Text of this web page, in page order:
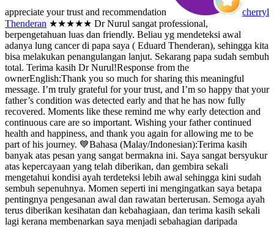
appreciate your trust and recommendation
cherryl
Thenderan ★★★★★ Dr Nurul sangat professional,
berpengetahuan luas dan friendly. Beliau yg mendeteksi awal
adanya lung cancer di papa saya ( Eduard Thenderan), sehingga kita
bisa melakukan penangulangan lanjut. Sekarang papa sudah sembuh
total. Terima kasih Dr Nurul!Response from the
ownerEnglish:Thank you so much for sharing this meaningful
message. I’m truly grateful for your trust, and I’m so happy that your
father’s condition was detected early and that he has now fully
recovered. Moments like these remind me why early detection and
continuous care are so important. Wishing your father continued
health and happiness, and thank you again for allowing me to be
part of his journey. 💙Bahasa (Malay/Indonesian):Terima kasih
banyak atas pesan yang sangat bermakna ini. Saya sangat bersyukur
atas kepercayaan yang telah diberikan, dan gembira sekali
mengetahui kondisi ayah terdeteksi lebih awal sehingga kini sudah
sembuh sepenuhnya. Momen seperti ini mengingatkan saya betapa
pentingnya pengesanan awal dan rawatan berterusan. Semoga ayah
terus diberikan kesihatan dan kebahagiaan, dan terima kasih sekali
lagi kerana membenarkan saya menjadi sebahagian daripada